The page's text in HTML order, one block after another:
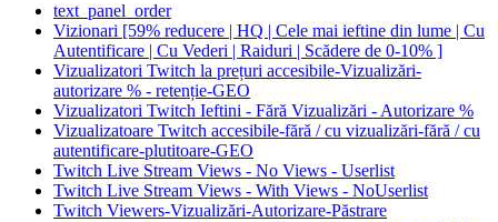
text_panel_order
Vizionari [59% reducere | HQ | Cele mai ieftine din lume | Cu
Autentificare | Cu Vederi | Raiduri | Scădere de 0-10% ]
Vizualizatori Twitch la prețuri accesibile-Vizualizări-
autorizare % - retenție-GEO
Vizualizatori Twitch Ieftini - Fără Vizualizări - Autorizare %
Vizualizatoare Twitch accesibile-fără / cu vizualizări-fără / cu
autentificare-plutitoare-GEO
Twitch Live Stream Views - No Views - Userlist
Twitch Live Stream Views - With Views - NoUserlist
Twitch Viewers-Vizualizări-Autorizare-Păstrare